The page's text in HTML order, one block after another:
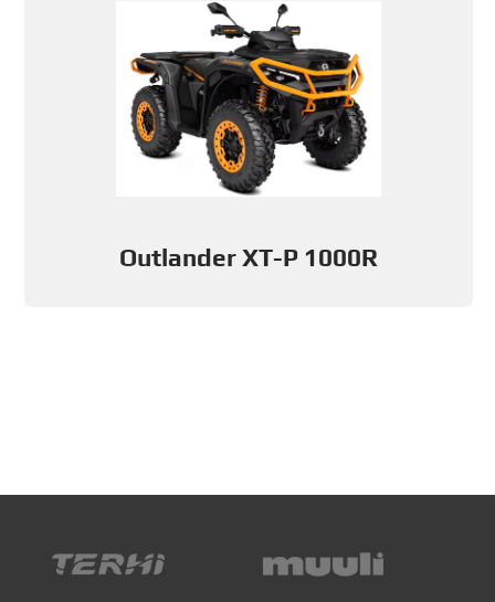
Outlander XT-P 1000R